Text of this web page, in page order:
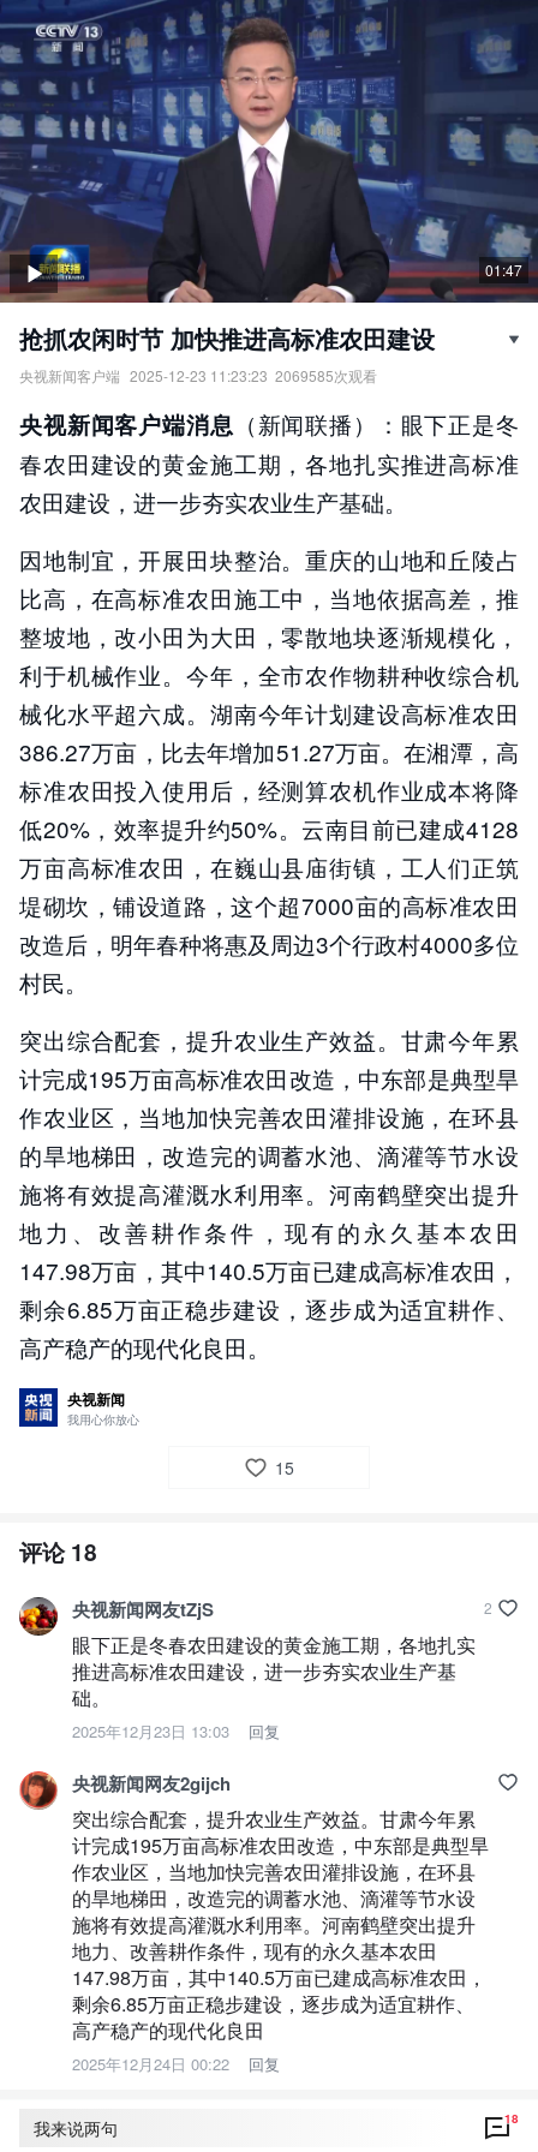
01:47
抢抓农闲时节 加快推进高标准农田建设
央视新闻客户端 2025-12-23 11:23:23 2069585次观看
责任编辑：央视新闻客户端
央视新闻客户端消息 （新闻联播）：眼下正是冬
春农田建设的黄金施工期，各地扎实推进高标准
农田建设，进一步夯实农业生产基础。
因地制宜，开展田块整治。重庆的山地和丘陵占
比高，在高标准农田施工中，当地依据高差，推
整坡地，改小田为大田，零散地块逐渐规模化，
利于机械作业。今年，全市农作物耕种收综合机
械化水平超六成。湖南今年计划建设高标准农田
386.27万亩，比去年增加51.27万亩。在湘潭，高
标准农田投入使用后，经测算农机作业成本将降
低20%，效率提升约50%。云南目前已建成4128
万亩高标准农田，在巍山县庙街镇，工人们正筑
堤砌坎，铺设道路，这个超7000亩的高标准农田
改造后，明年春种将惠及周边3个行政村4000多位
村民。
突出综合配套，提升农业生产效益。甘肃今年累
计完成195万亩高标准农田改造，中东部是典型旱
作农业区，当地加快完善农田灌排设施，在环县
的旱地梯田，改造完的调蓄水池、滴灌等节水设
施将有效提高灌溉水利用率。河南鹤壁突出提升
地力、改善耕作条件，现有的永久基本农田
147.98万亩，其中140.5万亩已建成高标准农田，
剩余6.85万亩正稳步建设，逐步成为适宜耕作、
高产稳产的现代化良田。
央视新闻
我用心你放心
15
评论18
央视新闻网友tZjS
眼下正是冬春农田建设的黄金施工期，各地扎实
推进高标准农田建设，进一步夯实农业生产基
础。
2025年12月23日 13:03 回复
2
央视新闻网友2gijch
突出综合配套，提升农业生产效益。甘肃今年累
计完成195万亩高标准农田改造，中东部是典型旱
作农业区，当地加快完善农田灌排设施，在环县
的旱地梯田，改造完的调蓄水池、滴灌等节水设
施将有效提高灌溉水利用率。河南鹤壁突出提升
地力、改善耕作条件，现有的永久基本农田
147.98万亩，其中140.5万亩已建成高标准农田，
剩余6.85万亩正稳步建设，逐步成为适宜耕作、
高产稳产的现代化良田
2025年12月24日 00:22 回复
我来说两句 18